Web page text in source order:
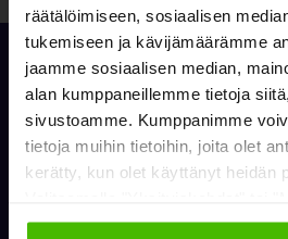
räätälöimiseen, sosiaalisen
tukemiseen ja kävijämäärämme
jaamme sosiaalisen median,
alan kumppaneillemme tietoja
sivustoamme. Kumppanimme
tietoja muihin tietoihin, joita olet
kerätty, kun olet käyttänyt heidän
sallimiisi evästeisiin.